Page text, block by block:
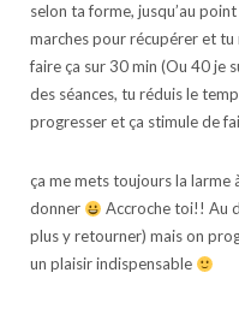
selon ta forme, jusqu’au
marches pour récupérer et
faire ça sur 30 min (Ou 40 je
des séances, tu réduis le
progresser et ça stimule de
ça me mets toujours la larme
donner
Accroche toi!! Au
plus y retourner) mais on
un plaisir indispensable